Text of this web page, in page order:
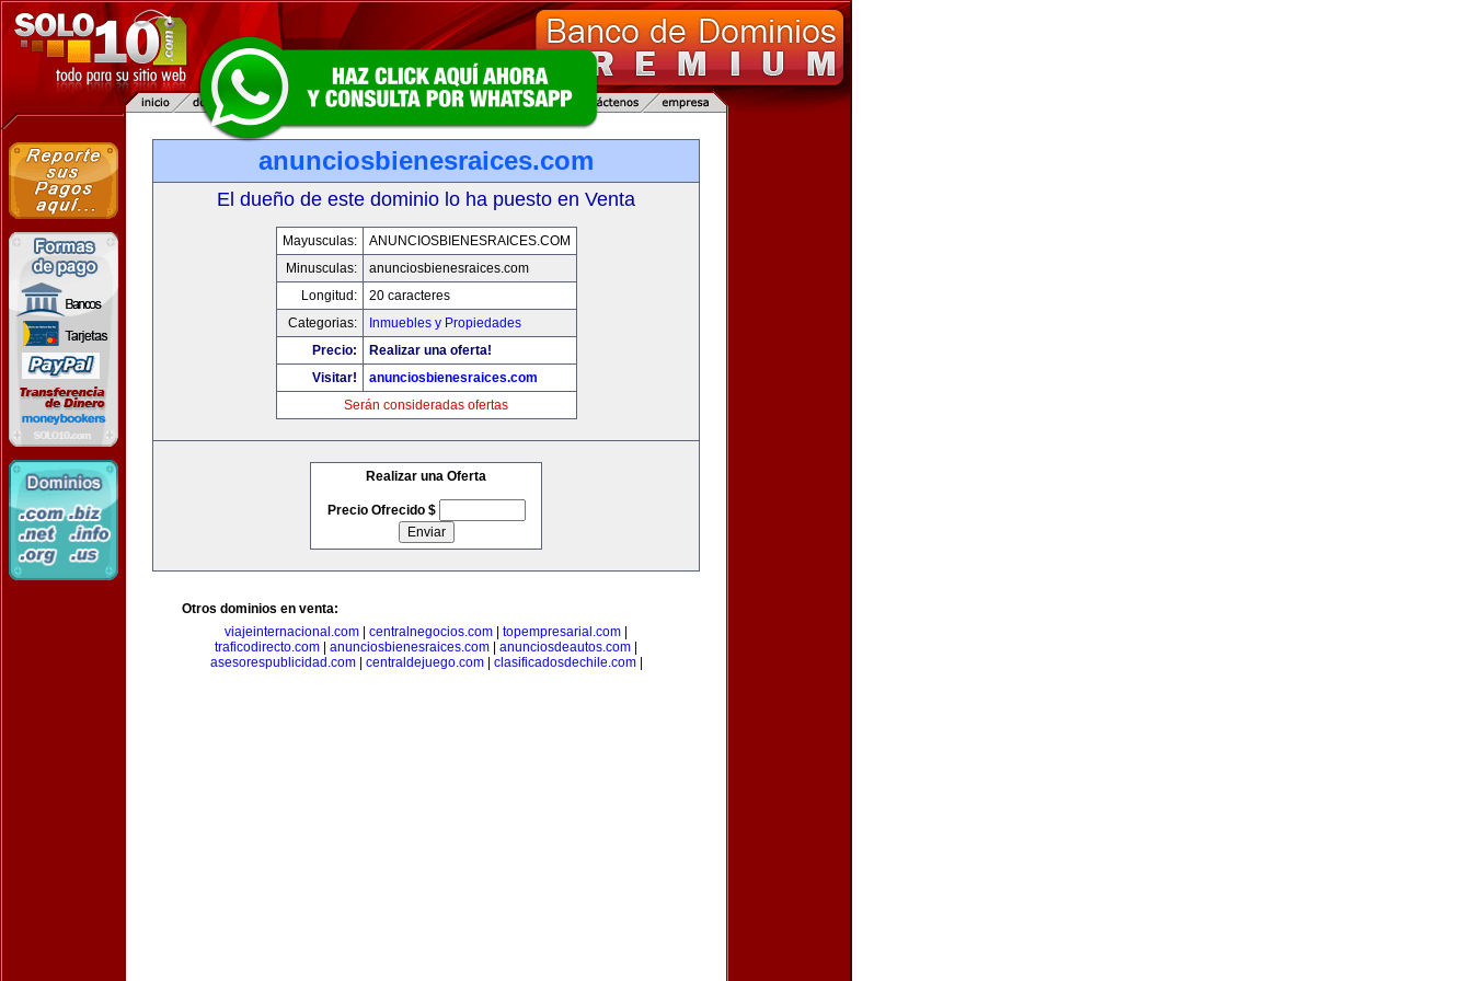
anunciosbienesraices.com
El dueño de este dominio lo ha puesto en Venta
Mayusculas:
ANUNCIOSBIENESRAICES.COM
Minusculas:
anunciosbienesraices.com
Longitud:
20 caracteres
Categorias:
Inmuebles y Propiedades
Precio:
Realizar una oferta!
Visitar!
anunciosbienesraices.com
Serán consideradas ofertas
Realizar una Oferta
Precio Ofrecido $
Otros dominios en venta:
viajeinternacional.com
centralnegocios.com topempresarial.com
traficodirecto.com
anunciosbienesraices.com anunciosdeautos.com
asesorespublicidad.com| centraldejuego.com| clasificadosdechile.com|